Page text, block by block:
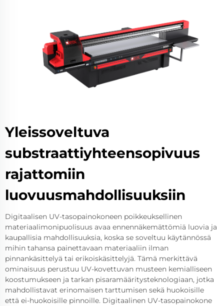
Yleissoveltuva
substraattiyhteensopivuus
rajattomiin
luovuusmahdollisuuksiin
Digitaalisen UV-tasopainokoneen poikkeuksellinen
materiaalimonipuolisuus avaa ennennäkemättömiä luovia ja
kaupallisia mahdollisuuksia, koska se soveltuu käytännössä
mihin tahansa painettavaan materiaaliin ilman
pinnankäsittelyä tai erikoiskäsittelyjä. Tämä merkittävä
ominaisuus perustuu UV-kovettuvan musteen kemialliseen
koostumukseen ja tarkan pisaramääritysteknologiaan, jotka
mahdollistavat erinomaisen tarttumisen sekä huokoisille
että ei-huokoisille pinnoille. Digitaalinen UV-tasopainokone